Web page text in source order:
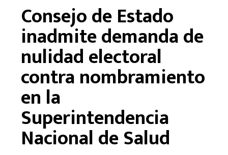
Consejo de Estado
inadmite demanda de
nulidad electoral
contra nombramiento
en la
Superintendencia
Nacional de Salud